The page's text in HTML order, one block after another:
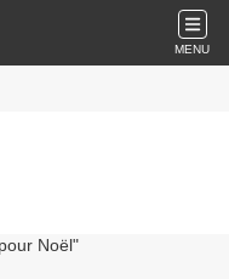
MENU